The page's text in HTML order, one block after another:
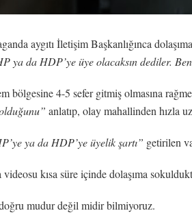
aygıtı İletişim Başkanlığınca
ya da HDP’ye üye olacaksın dediler.
bölgesine 4-5 sefer gitmiş olmasına
anlatıp, olay mahallinden hızla
ya da HDP’ye üyelik şartı” getirilen
kısa süre içinde dolaşıma
mudur değil midir bilmiyoruz.